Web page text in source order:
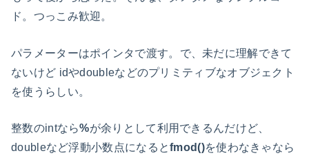
ド。つっこみ歓迎。
パラメーターはポインタで渡す。で、未だに理解できて
ないけど idやdoubleなどのプリミティブなオブジェクト
を使うらしい。
整数のintなら%が余りとして利用できるんだけど、
doubleなど浮動小数点になるとfmod()を使わなきゃなら